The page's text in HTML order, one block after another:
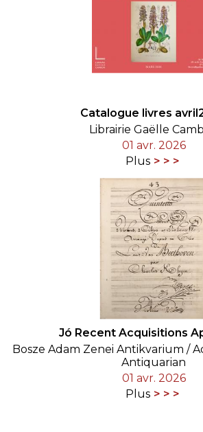
Catalogue livres
Librairie Gaëlle
01 avr. 2026
Plus
Jó Recent Acquisitions
Bosze Adam Zenei Antikvarium /
Antiquarian
01 avr. 2026
Plus